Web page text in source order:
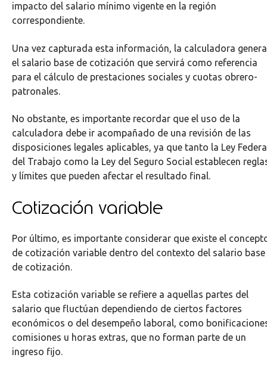
impacto del salario mínimo vigente en la región
correspondiente.
Una vez capturada esta información, la calculadora genera
el salario base de cotización que servirá como referencia
para el cálculo de prestaciones sociales y cuotas obrero-
patronales.
No obstante, es importante recordar que el uso de la
calculadora debe ir acompañado de una revisión de las
disposiciones legales aplicables, ya que tanto la Ley
del Trabajo como la Ley del Seguro Social establecen
y límites que pueden afectar el resultado final.
Cotización variable
Por último, es importante considerar que existe el
de cotización variable dentro del contexto del salario base
de cotización.
Esta cotización variable se refiere a aquellas partes del
salario que fluctúan dependiendo de ciertos factores
económicos o del desempeño laboral, como
comisiones u horas extras, que no forman parte de un
ingreso fijo.